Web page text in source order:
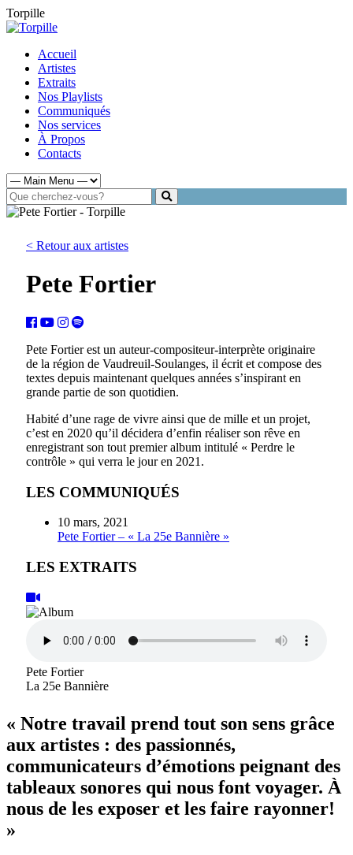
Torpille
Accueil
Artistes
Extraits
Nos Playlists
Communiqués
Nos services
À Propos
Contacts
< Retour aux artistes
Pete Fortier
Pete Fortier est un auteur-compositeur-interprète originaire
de la région de Vaudreuil-Soulanges, il écrit et compose des
textes depuis maintenant quelques années s’inspirant en
grande partie de son quotidien.
Habité d’une rage de vivre ainsi que de mille et un projet,
c’est en 2020 qu’il décidera d’enfin réaliser son rêve en
enregistrant son tout premier album intitulé « Perdre le
contrôle » qui verra le jour en 2021.
LES COMMUNIQUÉS
10 mars, 2021
Pete Fortier – « La 25e Bannière »
LES EXTRAITS
Pete Fortier
La 25e Bannière
« Notre travail prend tout son sens grâce
aux artistes : des passionnés,
communicateurs d’émotions peignant des
tableaux sonores qui nous font voyager. À
nous de les exposer et les faire rayonner!
»